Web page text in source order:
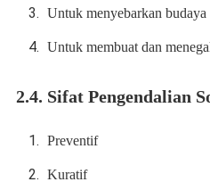
Untuk menyebarkan budaya
Untuk membuat dan
2.4. Sifat Pengendalian
Preventif
Kuratif